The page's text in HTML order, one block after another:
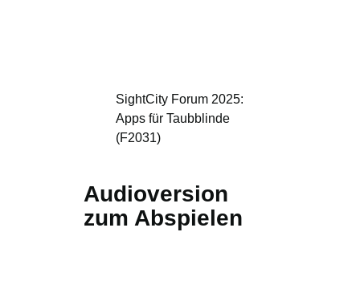
SightCity Forum 2025:
Apps für Taubblinde
(F2031)
Audioversion
zum Abspielen